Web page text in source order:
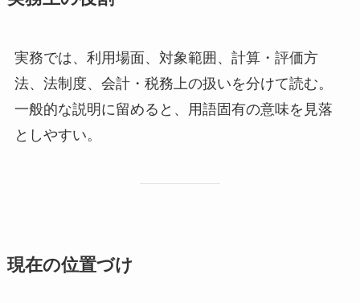
実務では、利用場面、対象範囲、計算・評価方
法、法制度、会計・税務上の扱いを分けて読む。
一般的な説明に留めると、用語固有の意味を見落
としやすい。
現在の位置づけ